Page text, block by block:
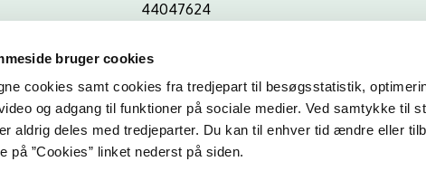
bruger cookies
cookies samt cookies fra tredjepart til besøgsstatistik,
og adgang til funktioner på sociale medier. Ved samtykke til
aldrig deles med tredjeparter. Du kan til enhver tid ændre eller
på ”Cookies” linket nederst på siden.
44047624
CVR-nr
Kopier link til at indsætte på virksomhedens